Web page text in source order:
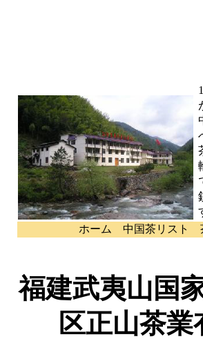
ホーム 中国茶リスト
福建武夷山国
区正山茶業